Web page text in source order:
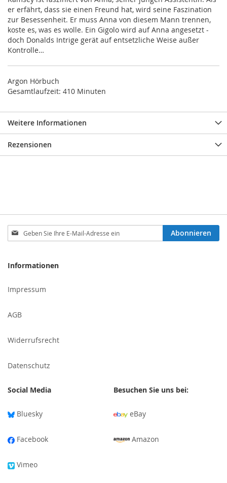
er erfährt, dass sie einen Freund hat, wird seine Faszination
zur Besessenheit. Er muss Anna von diesem Mann trennen,
koste es, was es wolle. Ein Gigolo wird auf Anna angesetzt -
doch Donalds Intrige gerät auf entsetzliche Weise außer
Kontrolle…
Argon Hörbuch
Gesamtlaufzeit: 410 Minuten
Weitere Informationen
Rezensionen
Melden
Sie
unseren
an:
Abonnieren
Informationen
Impressum
AGB
Widerrufsrecht
Datenschutz
Social Media
Bluesky
Facebook
Vimeo
Besuchen Sie uns bei:
eBay
Amazon